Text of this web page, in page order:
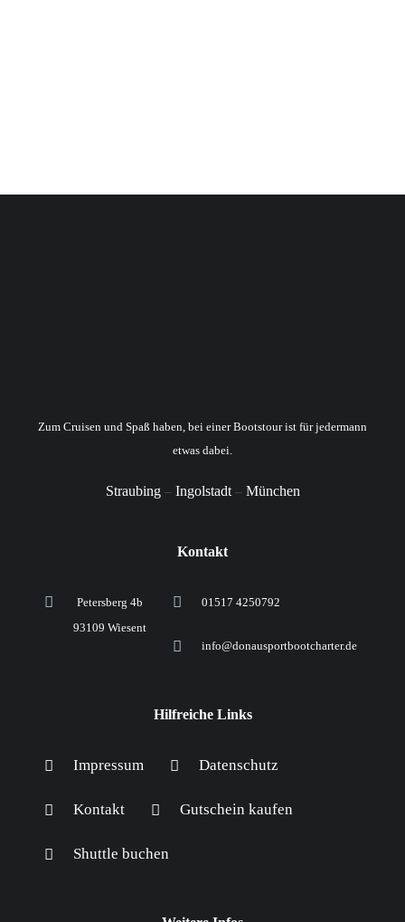
Zum Cruisen und Spaß haben, bei einer Bootstour ist für jedermann
etwas dabei.
Straubing– Ingolstadt– München
Kontakt
Petersberg 4b
93109 Wiesent
01517 4250792
info@donausportbootcharter.de
Hilfreiche Links
Impressum Datenschutz
Kontakt Gutschein kaufen
Shuttle buchen